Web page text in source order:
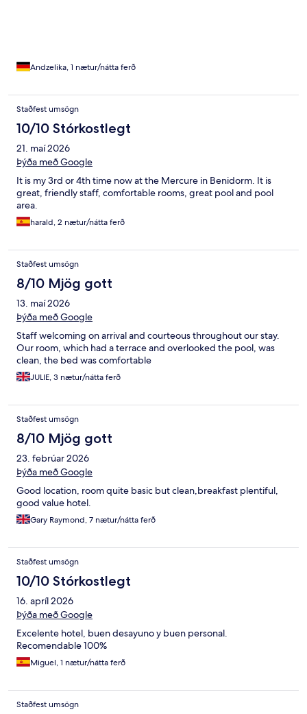
Andzelika, 1 nætur/nátta ferð
Staðfest umsögn
10/10 Stórkostlegt
21. maí 2026
Þýða með Google
It is my 3rd or 4th time now at the Mercure in Benidorm. It is
great, friendly staff, comfortable rooms, great pool and pool
area.
harald, 2 nætur/nátta ferð
Staðfest umsögn
8/10 Mjög gott
13. maí 2026
Þýða með Google
Staff welcoming on arrival and courteous throughout our stay.
Our room, which had a terrace and overlooked the pool, was
clean, the bed was comfortable
JULIE, 3 nætur/nátta ferð
Staðfest umsögn
8/10 Mjög gott
23. febrúar 2026
Þýða með Google
Good location, room quite basic but clean,breakfast plentiful,
good value hotel.
Gary Raymond, 7 nætur/nátta ferð
Staðfest umsögn
10/10 Stórkostlegt
16. apríl 2026
Þýða með Google
Excelente hotel, buen desayuno y buen personal.
Recomendable 100%
Miguel, 1 nætur/nátta ferð
Staðfest umsögn